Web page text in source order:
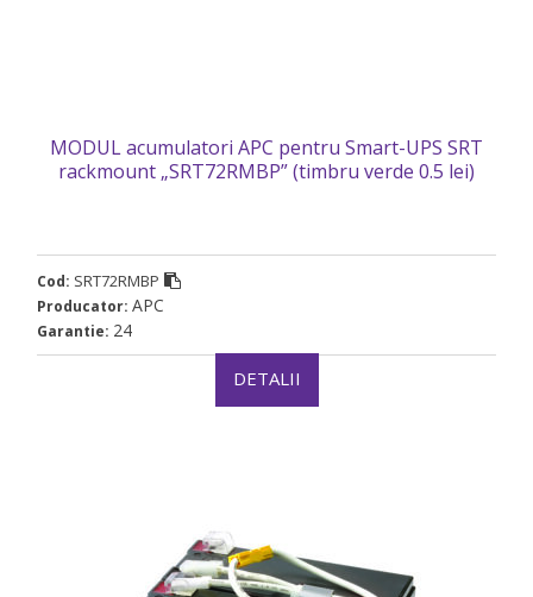
MODUL acumulatori APC pentru Smart-UPS SRT
rackmount „SRT72RMBP” (timbru verde 0.5 lei)
Cod: SRT72RMBP
Producator: APC
Garantie: 24
DETALII